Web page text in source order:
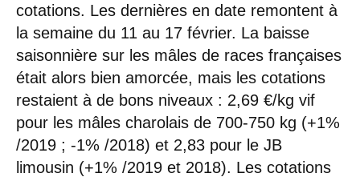
cotations. Les dernières en date remontent à
la semaine du 11 au 17 février. La baisse
saisonnière sur les mâles de races françaises
était alors bien amorcée, mais les cotations
restaient à de bons niveaux : 2,69 €/kg vif
pour les mâles charolais de 700-750 kg (+1%
/2019 ; -1% /2018) et 2,83 pour le JB
limousin (+1% /2019 et 2018). Les cotations